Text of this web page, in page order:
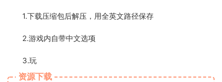
1.下载压缩包后解压，用全英文路径保存
2.游戏内自带中文选项
3.玩
资源下载